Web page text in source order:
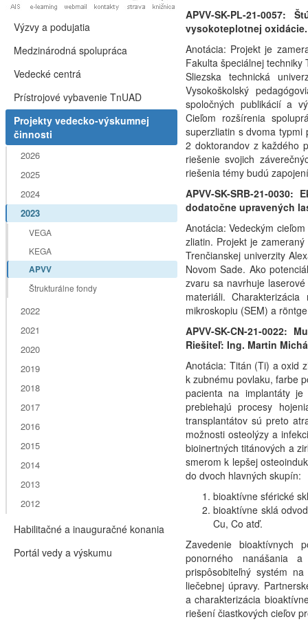
APVV-SK-PL-21-0057:
vysokoteplotnej
Anotácia: Projekt je
Fakulta špeciálnej
Sliezska technická
Vysokoškolský
spoločných publikácií a
Cieľom rozšírenia
superzliatin s dvoma typmi
2 doktorandov z každého
riešenie svojich
riešenia témy budú
APVV-SK-SRB-21-0030:
dodatočne upravených
Anotácia: Vedeckým
zliatin. Projekt je
Trenčianskej univerzity
Novom Sade. Ako
zvaru sa navrhuje
materiáli.
mikroskopiu (SEM) a
APVV-SK-CN-21-0022:
Riešiteľ: Ing. Martin
Anotácia: Titán (Ti) a oxid
k zubnému povlaku, farbe
pacienta na implantáty
prebiehajú procesy
transplantátov sú preto
možnosti osteolýzy a
bioinertných titánových a
smerom k lepšej
do dvoch hlavných skupín:
bioaktívne sférické
bioaktívne sklá
Cu, Co atď.
Zavedenie bioaktívnych
ponorného nanášania
prispôsobiteľný systém
liečebnej úpravy.
a charakterizácia
riešení čiastkových cieľov
Výzvy a podujatia
Medzinárodná spolupráca
Vedecké centrá
Prístrojové vybavenie TnUAD
Projekty vedecko-výskumnej
činnosti
2026
2025
2024
2023
VEGA
KEGA
APVV
Štrukturálne fondy
2022
2021
2020
2019
2018
2017
2016
2015
2014
2013
2012
Habilitačné a inauguračné konania
Portál vedy a výskumu